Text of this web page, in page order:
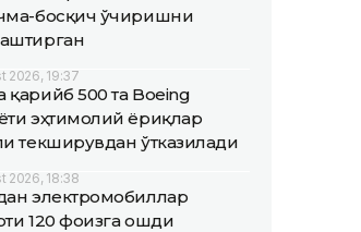
босқич ўчиришни
2026, 19:37
500 та Boeing
эҳтимолий ёриқлар
текширувдан ўтказилади
2026, 18:38
электромобиллар
120 фоизга ошди